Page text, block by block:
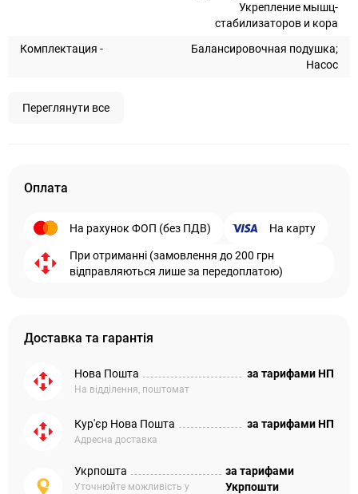
Укрепление мышц-
стабилизаторов и кора
Комплектация -
Балансировочная подушка;
Насос
Переглянути все
Оплата
На рахунок ФОП (без ПДВ) На карту
При отриманні (замовлення до 200 грн
відправляються лише за передоплатою)
Доставка та гарантія
Нова Пошта
На відділення, поштомат
за тарифами НП
Кур'єр Нова Пошта
Адресна доставка
за тарифами НП
Укрпошта
Уточнюйте можливість у
за тарифами
Укрпошти